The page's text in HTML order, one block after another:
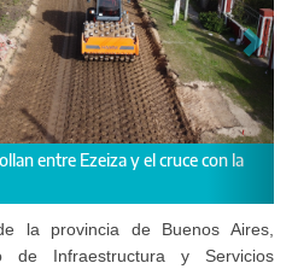
entre Ezeiza y el cruce con la
la provincia de Buenos Aires,
de Infraestructura y Servicios